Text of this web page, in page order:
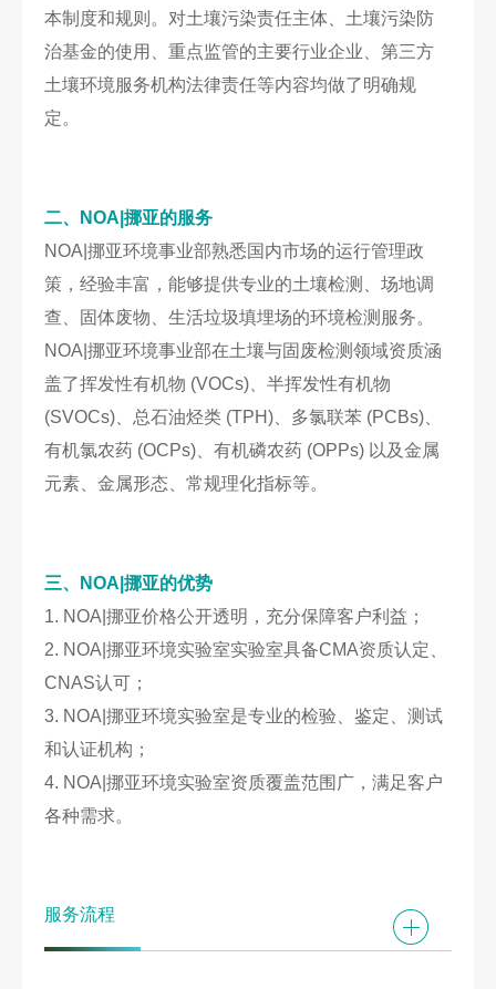
本制度和规则。对土壤污染责任主体、土壤污染防
治基金的使用、重点监管的主要行业企业、第三方
土壤环境服务机构法律责任等内容均做了明确规
定。
二、NOA|挪亚的服务
NOA|挪亚环境事业部熟悉国内市场的运行管理政
策，经验丰富，能够提供专业的土壤检测、场地调
查、固体废物、生活垃圾填埋场的环境检测服务。
NOA|挪亚环境事业部在土壤与固废检测领域资质涵
盖了挥发性有机物 (VOCs)、半挥发性有机物
(SVOCs)、总石油烃类 (TPH)、多氯联苯 (PCBs)、
有机氯农药 (OCPs)、有机磷农药 (OPPs) 以及金属
元素、金属形态、常规理化指标等。
三、NOA|挪亚的优势
1. NOA|挪亚价格公开透明，充分保障客户利益；
2. NOA|挪亚环境实验室实验室具备CMA资质认定、
CNAS认可；
3. NOA|挪亚环境实验室是专业的检验、鉴定、测试
和认证机构；
4. NOA|挪亚环境实验室资质覆盖范围广，满足客户
各种需求。
服务流程